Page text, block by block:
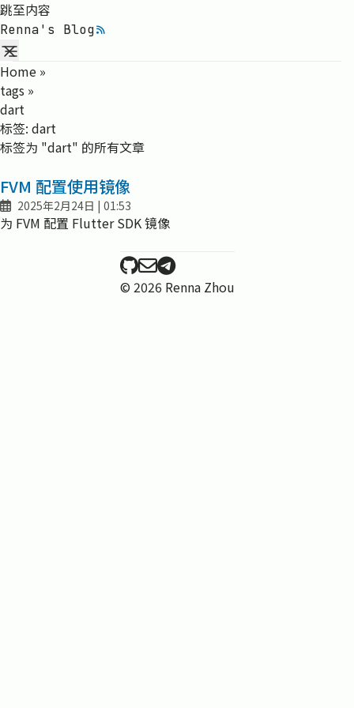
跳至内容
Renna's Blog
Home »
tags »
dart
标签: dart
标签为 "dart" 的所有文章
FVM 配置使用镜像
Published:
2025年2月24日 | at
01:53
为 FVM 配置 Flutter SDK 镜像
GitHub
E-Mail
Telegram
© 2026 Renna Zhou